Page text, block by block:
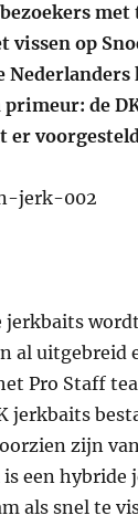
vissen op
primeur: de
er
jerkbaits
al uitgebreid
Pro Staff
jerkbaits
zijn
is een hybride
als snel te